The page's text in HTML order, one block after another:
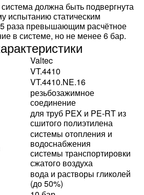
должна быть подвергнута
испытанию статическим
раза превышающим расчётное
в системе, но не менее 6 бар.
Valtec
VT.4410
VT.4410.NE.16
резьбозажимное
соединение
для труб PEX и PE-RT из
сшитого полиэтилена
системы отопления и
водоснабжения
системы транспортировки
сжатого воздуха
вода и растворы гликолей
(до 50%)